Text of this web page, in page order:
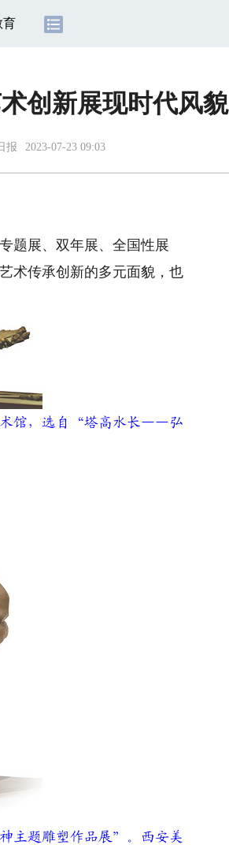
育
创新展现时代风貌
报 2023-07-23 09:03
题展、双年展、全国性展
术传承创新的多元面貌，也
馆，选自“塔高水长——弘
题雕塑作品展”。西安美